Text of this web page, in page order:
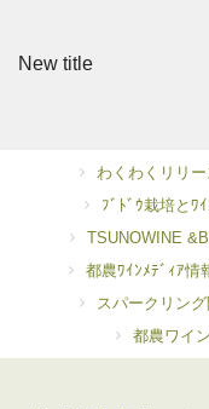
New title
わくわくリリ
ﾌﾞﾄﾞｳ栽培とﾜ
TSUNOWINE
都農ﾜｲﾝﾒﾃﾞｨｱ情
スパークリン
都農ワイ